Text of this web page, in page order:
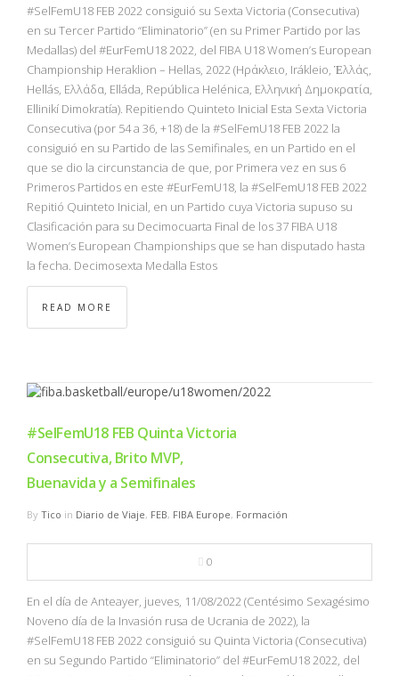
#SelFemU18 FEB 2022 consiguió su Sexta Victoria (Consecutiva)
en su Tercer Partido “Eliminatorio” (en su Primer Partido por las
Medallas) del #EurFemU18 2022, del FIBA U18 Women’s European
Championship Heraklion – Hellas, 2022 (Ηράκλειο, Irákleio, Ἑλλάς,
Hellás, Ελλάδα, Elláda, República Helénica, Ελληνική Δημοκρατία,
Ellinikí Dimokratía). Repitiendo Quinteto Inicial Esta Sexta Victoria
Consecutiva (por 54 a 36, +18) de la #SelFemU18 FEB 2022 la
consiguió en su Partido de las Semifinales, en un Partido en el
que se dio la circunstancia de que, por Primera vez en sus 6
Primeros Partidos en este #EurFemU18, la #SelFemU18 FEB 2022
Repitió Quinteto Inicial, en un Partido cuya Victoria supuso su
Clasificación para su Decimocuarta Final de los 37 FIBA U18
Women’s European Championships que se han disputado hasta
la fecha. Decimosexta Medalla Estos
READ MORE
#SelFemU18 FEB Quinta Victoria
Consecutiva, Brito MVP,
Buenavida y a Semifinales
By Tico in Diario de Viaje, FEB, FIBA Europe, Formación
0
En el día de Anteayer, jueves, 11/08/2022 (Centésimo Sexagésimo
Noveno día de la Invasión rusa de Ucrania de 2022), la
#SelFemU18 FEB 2022 consiguió su Quinta Victoria (Consecutiva)
en su Segundo Partido “Eliminatorio” del #EurFemU18 2022, del